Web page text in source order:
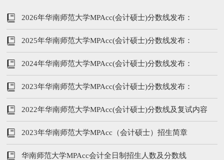
2026年华南师范大学MPAcc(会计硕士)分数线发布：
243/102/51
2025年华南师范大学MPAcc(会计硕士)分数线发布：
223/96/48
2024年华南师范大学MPAcc(会计硕士)分数线发布：
237/104/52
2023年华南师范大学MPAcc(会计硕士)分数线发布：
251/102/51
2022年华南师范大学MPAcc(会计硕士)分数线及复试内容
2023年华南师范大学MPAcc（会计硕士）招生简章
华南师范大学MPAcc会计全日制招生人数及分数线